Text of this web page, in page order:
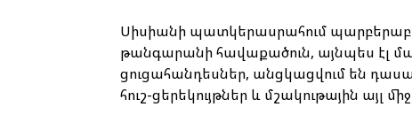
Սիսիանի պատկերասրահում
թանգարանի հավաքածուն, այնպես էլ
ցուցահանդեսներ, անցկացվում են
հուշ-ցերեկույթներ և մշակութային այլ